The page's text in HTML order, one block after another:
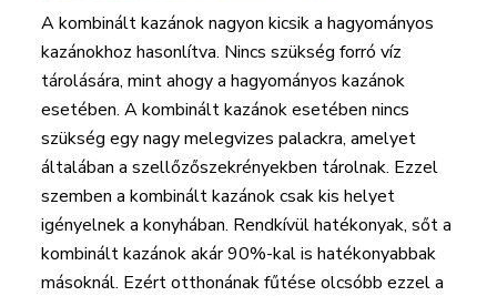
A kombinált kazánok nagyon kicsik a hagyományos
kazánokhoz hasonlítva. Nincs szükség forró víz
tárolására, mint ahogy a hagyományos kazánok
esetében. A kombinált kazánok esetében nincs
szükség egy nagy melegvizes palackra, amelyet
általában a szellőzőszekrényekben tárolnak. Ezzel
szemben a kombinált kazánok csak kis helyet
igényelnek a konyhában. Rendkívül hatékonyak, sőt a
kombinált kazánok akár 90%-kal is hatékonyabbak
másoknál. Ezért otthonának fűtése olcsóbb ezzel a